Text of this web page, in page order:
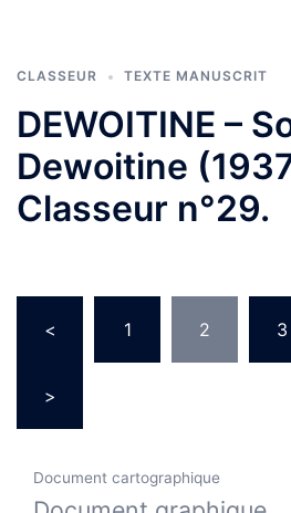
CLASSEUR TEXTE MANUSCRIT
DEWOITINE –
Dewoitine
Classeur n°29.
des
publications
< 1 2 3
>
Document cartographique